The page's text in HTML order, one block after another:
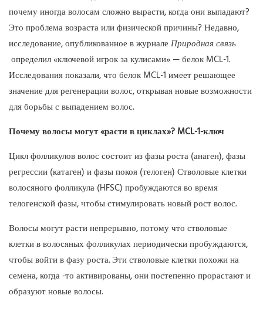
почему иногда волосам сложно вырасти, когда они выпадают?
Это проблема возраста или физической причины? Недавно,
исследование, опубликованное в журнале Природная связь
определил «ключевой игрок за кулисами» — белок MCL-1.
Исследования показали, что белок MCL-1 имеет решающее
значение для регенерации волос, открывая новые возможности
для борьбы с выпадением волос.
Почему волосы могут «расти в циклах»? MCL-1-ключ
Цикл фолликулов волос состоит из фазы роста (анаген), фазы
регрессии (катаген) и фазы покоя (телоген) Стволовые клетки
волосяного фолликула (HFSC) пробуждаются во время
телогенской фазы, чтобы стимулировать новый рост волос.
Волосы могут расти непрерывно, потому что стволовые
клетки в волосяных фолликулах периодически пробуждаются,
чтобы войти в фазу роста. Эти стволовые клетки похожи на
семена, когда -то активированы, они постепенно прорастают и
образуют новые волосы.